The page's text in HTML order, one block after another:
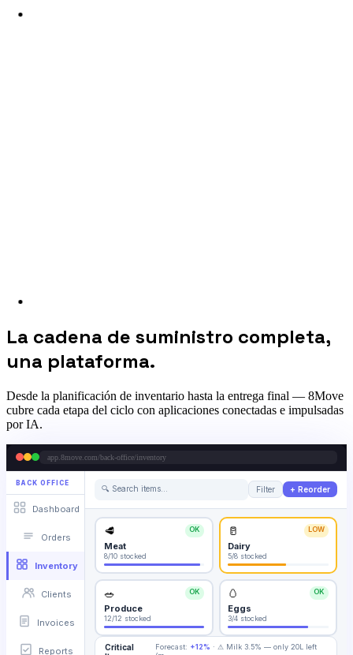
La cadena de suministro completa,
una plataforma.
Desde la planificación de inventario hasta la entrega final — 8Move
cubre cada etapa del ciclo con aplicaciones conectadas e impulsadas
por IA.
app.8move.com/back-office/inventory
BACK OFFICE
Dashboard
Orders
Inventory
Clients
Invoices
Reports
🔍 Search items… Filter + Reorder
🥩 OK
Meat
8/10stocked
🥛 LOW
Dairy
5/8 stocked
🥗 OK
Produce
12/12 stocked
🥚 OK
Eggs
3/4 stocked
Critical
Forecast: +12% · ⚠ Milk 3.5% — only 20L left